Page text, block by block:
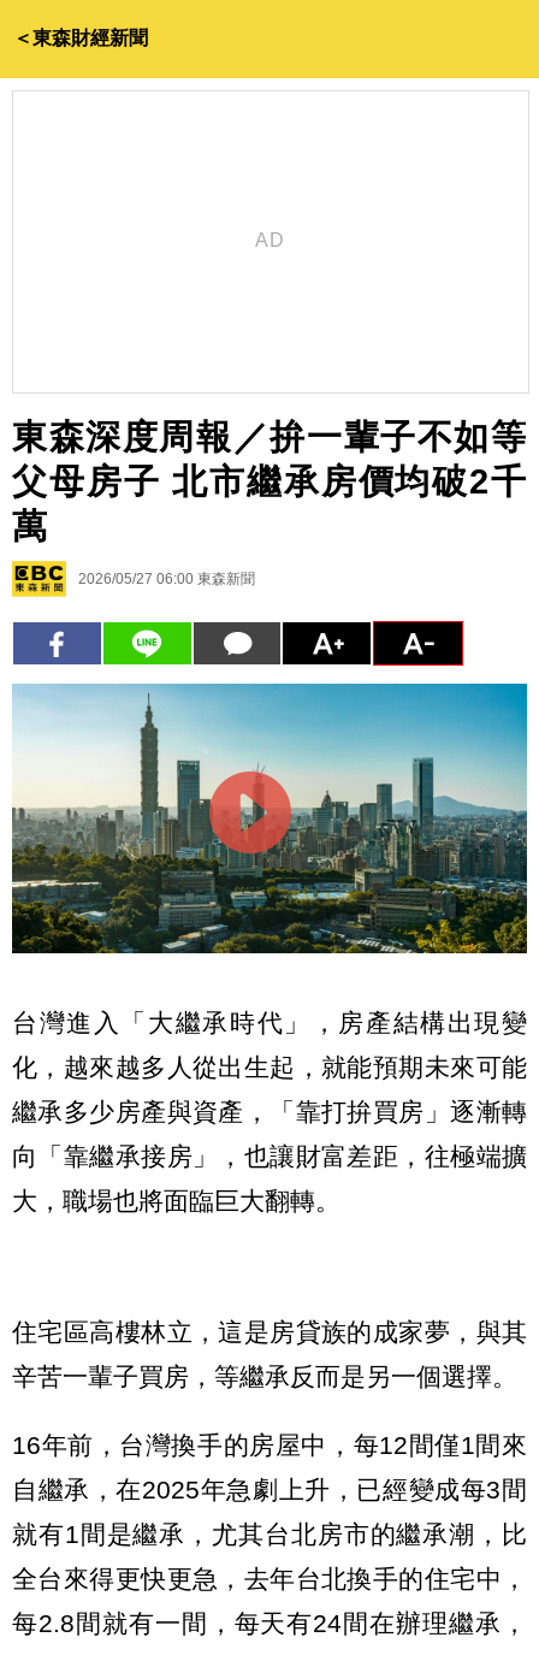
＜東森財經新聞
東森深度周報／拚一輩子不如等
父母房子 北市繼承房價均破2千
萬
2026/05/27 06:00東森新聞
台灣進入「大繼承時代」，房產結構出現變
化，越來越多人從出生起，就能預期未來可能
繼承多少房產與資產，「靠打拚買房」逐漸轉
向「靠繼承接房」，也讓財富差距，往極端擴
大，職場也將面臨巨大翻轉。
住宅區高樓林立，這是房貸族的成家夢，與其
辛苦一輩子買房，等繼承反而是另一個選擇。
16年前，台灣換手的房屋中，每12間僅1間來
自繼承，在2025年急劇上升，已經變成每3間
就有1間是繼承，尤其台北房市的繼承潮，比
全台來得更快更急，去年台北換手的住宅中，
每2.8間就有一間，每天有24間在辦理繼承，